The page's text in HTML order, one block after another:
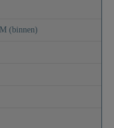
(binnen)